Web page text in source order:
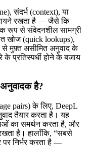
संदर्भ (context), या
रखता है — जैसे कि
रूप से संवेदनशील सामग्री
खोज (quick lookups),
से मुफ़्त असीमित अनुवाद के
प्रतिस्पर्धी होने के बजाय
है?
pairs) के लिए, DeepL
तैयार करता है। यह
का समर्थन करता है, और
है। हालाँकि, “सबसे
पर निर्भर करता है —